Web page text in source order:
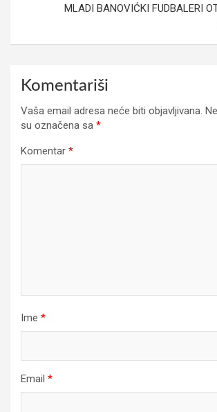
MLADI BANOVIĆKI FUDBALERI
Komentariši
Vaša email adresa neće biti objavljivana.
su označena sa *
Komentar *
Ime *
Email *